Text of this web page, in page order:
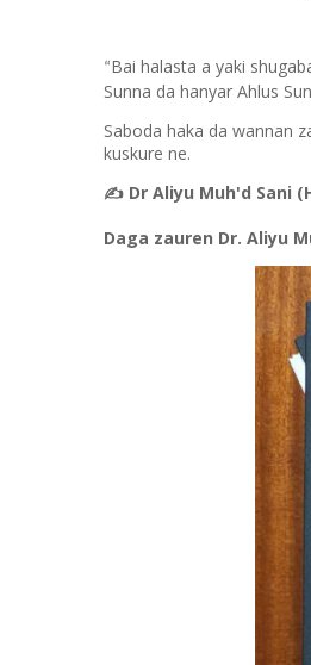
“Bai halasta a yaki
Sunna da hanyar Ahlus
Saboda haka da wannan
kuskure ne.
✍️ Dr Aliyu Muh'd Sani
Daga zauren Dr. Aliyu